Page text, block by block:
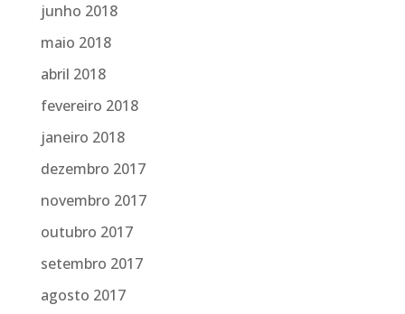
junho 2018
maio 2018
abril 2018
fevereiro 2018
janeiro 2018
dezembro 2017
novembro 2017
outubro 2017
setembro 2017
agosto 2017